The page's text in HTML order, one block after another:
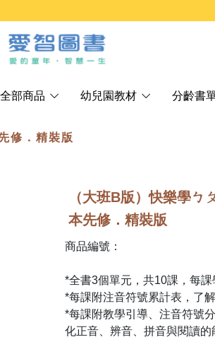
全部商品 幼兒園教材 分齡書
修．精裝版
（大班B版）快樂學ㄅ
本先修．精裝版
商品編號：
*全書3個單元，共10課，每
*每課附注音符號累計表，了
*每課附教學引導、注音符號
化正音、辨音、拼音與閱讀的